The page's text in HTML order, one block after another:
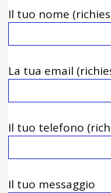
Il tuo nome
La tua email
Il tuo telefono
Il tuo messaggio